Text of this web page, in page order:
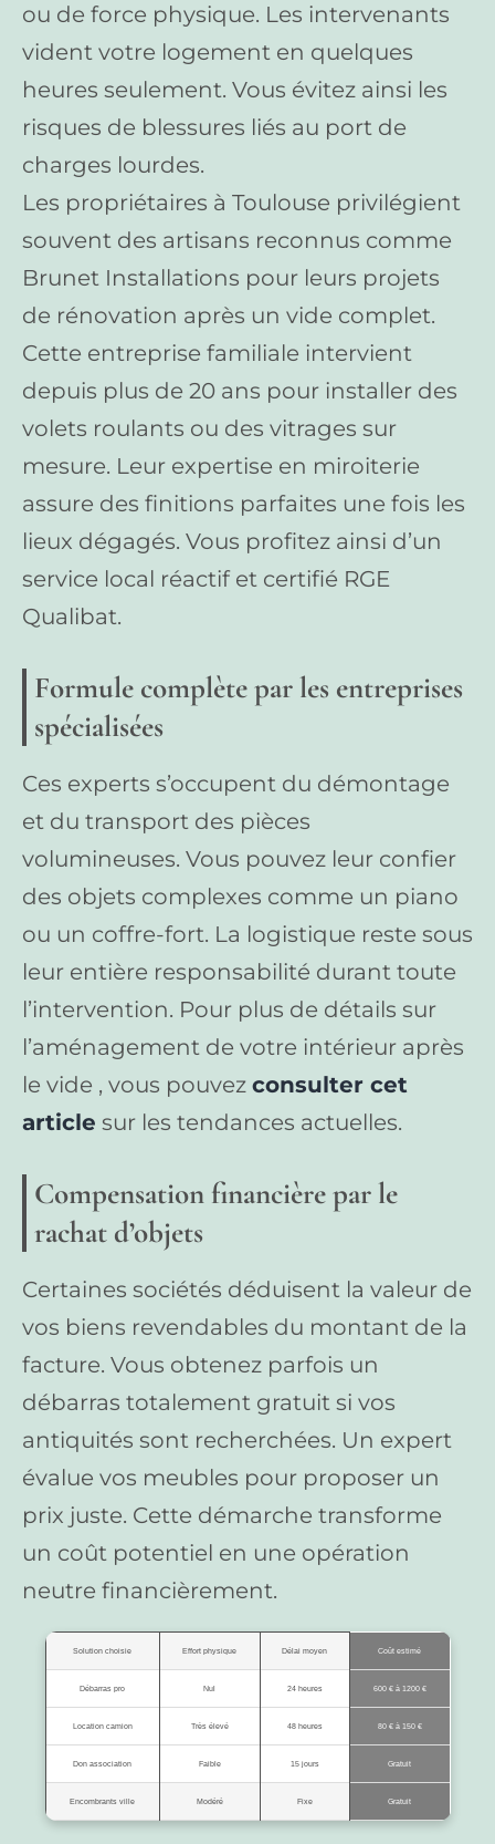
ou de force physique. Les intervenants
vident votre logement en quelques
heures seulement. Vous évitez ainsi les
risques de blessures liés au port de
charges lourdes.
Les propriétaires à Toulouse privilégient
souvent des artisans reconnus comme
Brunet Installations pour leurs projets
de rénovation après un vide complet.
Cette entreprise familiale intervient
depuis plus de 20 ans pour installer des
volets roulants ou des vitrages sur
mesure. Leur expertise en miroiterie
assure des finitions parfaites une fois les
lieux dégagés. Vous profitez ainsi d’un
service local réactif et certifié RGE
Qualibat.
Formule complète par les entreprises
spécialisées
Ces experts s’occupent du démontage
et du transport des pièces
volumineuses. Vous pouvez leur confier
des objets complexes comme un piano
ou un coffre-fort. La logistique reste sous
leur entière responsabilité durant toute
l’intervention. Pour plus de détails sur
l’aménagement de votre intérieur après
le vide , vous pouvez consulter cet
article sur les tendances actuelles.
Compensation financière par le
rachat d’objets
Certaines sociétés déduisent la valeur de
vos biens revendables du montant de la
facture. Vous obtenez parfois un
débarras totalement gratuit si vos
antiquités sont recherchées. Un expert
évalue vos meubles pour proposer un
prix juste. Cette démarche transforme
un coût potentiel en une opération
neutre financièrement.
Solution choisie Effort physique Délai moyen Coût estimé
Débarras pro Nul 24 heures 600 € à 1200 €
Location camion Très élevé 48 heures 80 € à 150 €
Don association Faible 15 jours Gratuit
Encombrants ville Modéré Fixe Gratuit